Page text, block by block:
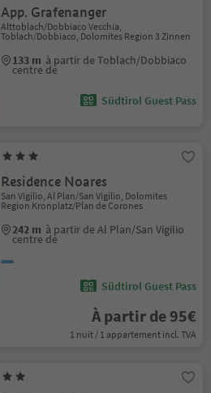
App. Grafenanger
Alttoblach/Dobbiaco Vecchia,
Toblach/Dobbiaco, Dolomites Region 3 Zinnen
133 m à partir de Toblach/Dobbiaco
centre de
Südtirol Guest Pass
Residence Noares
San Vigilio, Al Plan/San Vigilio, Dolomites
Region Kronplatz/Plan de Corones
242 m à partir de Al Plan/San Vigilio
centre de
Südtirol Guest Pass
À partir de 95€
1 nuit / 1 appartement incl. TVA